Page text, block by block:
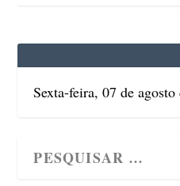
Sexta-feira, 07 de agosto